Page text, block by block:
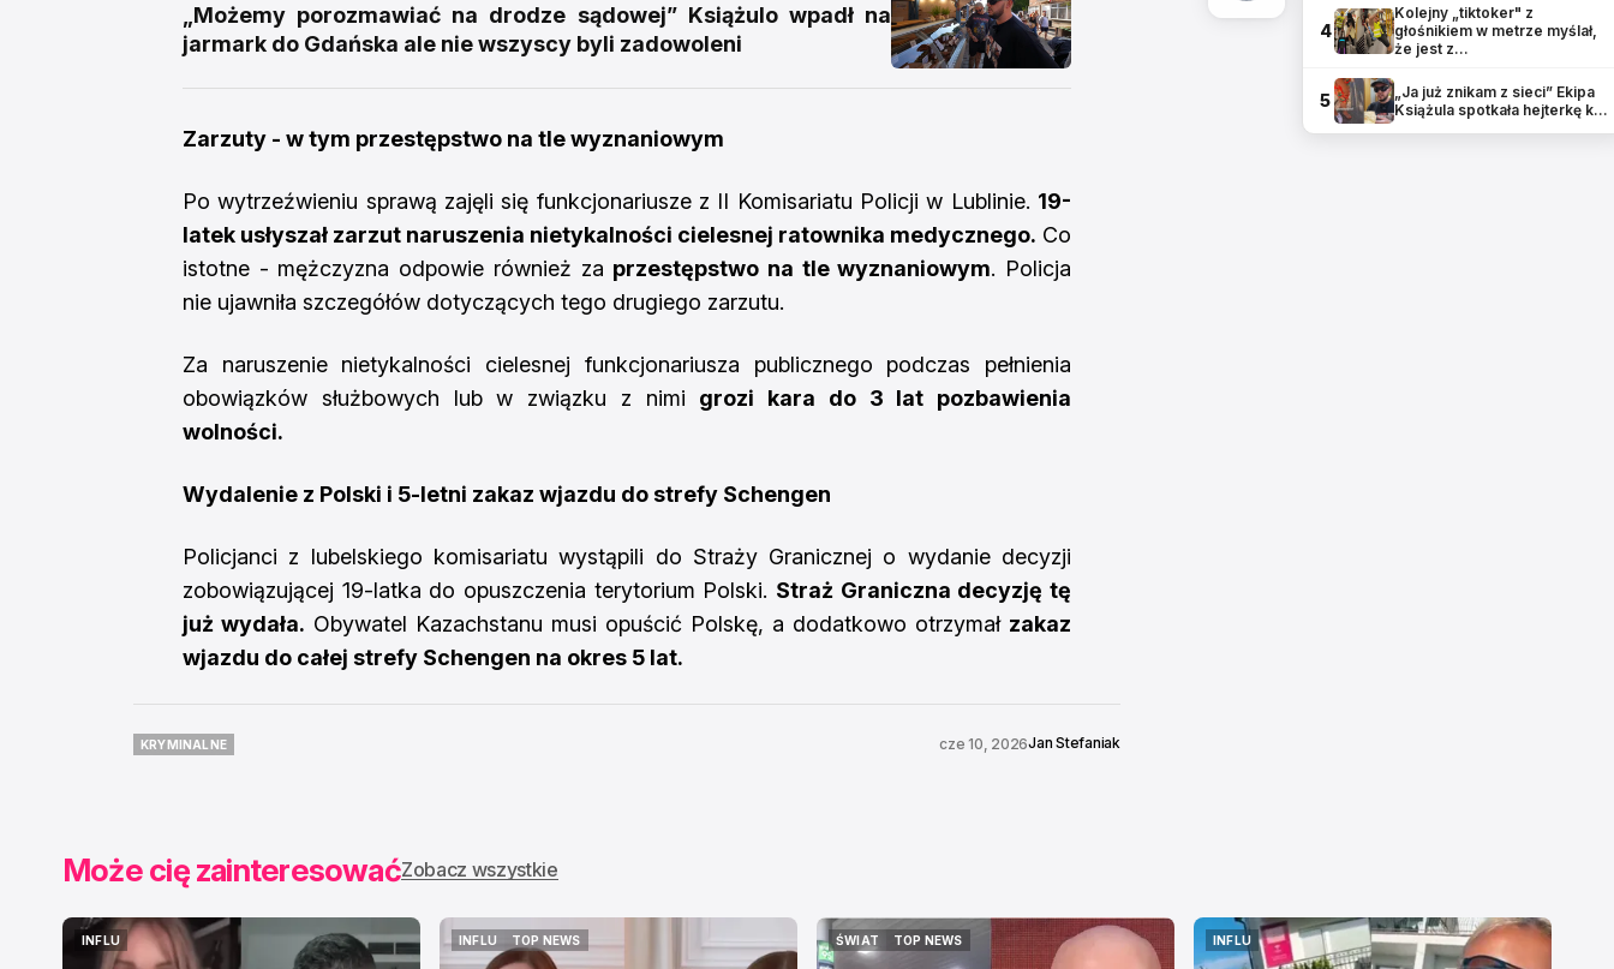
„Możemy porozmawiać na drodze sądowej” Książulo wpadł na
jarmark do Gdańska ale nie wszyscy byli zadowoleni
Zarzuty - w tym przestępstwo na tle wyznaniowym
Po wytrzeźwieniu sprawą zajęli się funkcjonariusze z II Komisariatu Policji w Lublinie. 19-
latek usłyszał zarzut naruszenia nietykalności cielesnej ratownika medycznego. Co
istotne - mężczyzna odpowie również za przestępstwo na tle wyznaniowym. Policja
nie ujawniła szczegółów dotyczących tego drugiego zarzutu.
Za naruszenie nietykalności cielesnej funkcjonariusza publicznego podczas pełnienia
obowiązków służbowych lub w związku z nimi grozi kara do 3 lat pozbawienia
wolności.
Wydalenie z Polski i 5-letni zakaz wjazdu do strefy Schengen
Policjanci z lubelskiego komisariatu wystąpili do Straży Granicznej o wydanie decyzji
zobowiązującej 19-latka do opuszczenia terytorium Polski. Straż Graniczna decyzję tę
już wydała. Obywatel Kazachstanu musi opuścić Polskę, a dodatkowo otrzymał zakaz
wjazdu do całej strefy Schengen na okres 5 lat.
KRYMINALNE
cze 10, 2026Jan Stefaniak
Może cię zainteresowaćZobacz wszystkie
INFLU
INFLU
INFLU
INFLU
TOP NEWS
TOP NEWS
ŚWIAT
ŚWIAT
TOP NEWS
TOP NEWS
INFLU
INFLU
4
Kolejny „tiktoker" z
głośnikiem w metrze myślał,
że jest z…
5
„Ja już znikam z sieci” Ekipa
Książula spotkała hejterkę k…